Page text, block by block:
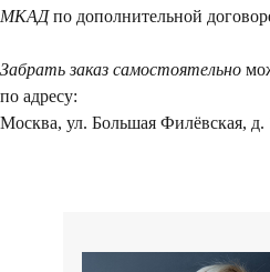
МКАДпо дополнительной
Забрать заказ самостоятельно
по адресу:
Москва, ул. Большая Филёвская, д.